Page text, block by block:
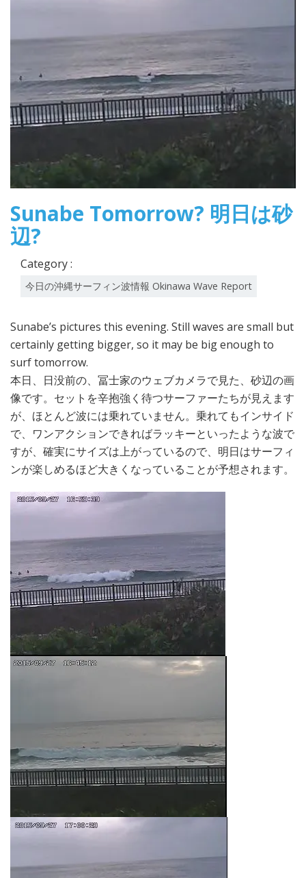
Sunabe Tomorrow? 明日は砂
辺?
Category :
今日の沖縄サーフィン波情報 Okinawa Wave Report
Sunabe’s pictures this evening. Still waves are small but
certainly getting bigger, so it may be big enough to
surf tomorrow.
本日、日没前の、冨士家のウェブカメラで見た、砂辺の画
像です。セットを辛抱強く待つサーファーたちが見えます
が、ほとんど波には乗れていません。乗れてもインサイド
で、ワンアクションできればラッキーといったような波で
すが、確実にサイズは上がっているので、明日はサーフィ
ンが楽しめるほど大きくなっていることが予想されます。